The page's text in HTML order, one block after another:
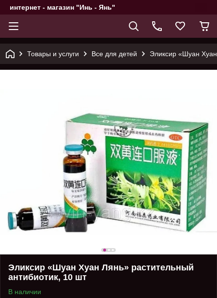
интернет - магазин "Инь - Янь"
Товары и услуги Все для детей Эликсир «Шуан
Эликсир «Шуан Хуан Лянь» растительный
антибиотик, 10 шт
В наличии